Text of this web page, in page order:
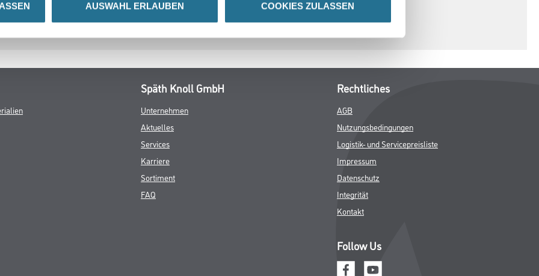
AUSWAHL ERLAUBEN COOKIES ZULASSEN
Späth Knoll GmbH
Unternehmen
Aktuelles
Services
Karriere
Sortiment
FAQ
Rechtliches
AGB
Nutzungsbedingungen
Logistik- und Servicepreisliste
Impressum
Datenschutz
Integrität
Kontakt
Follow Us